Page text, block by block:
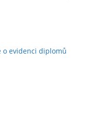
o evidenci diplomů